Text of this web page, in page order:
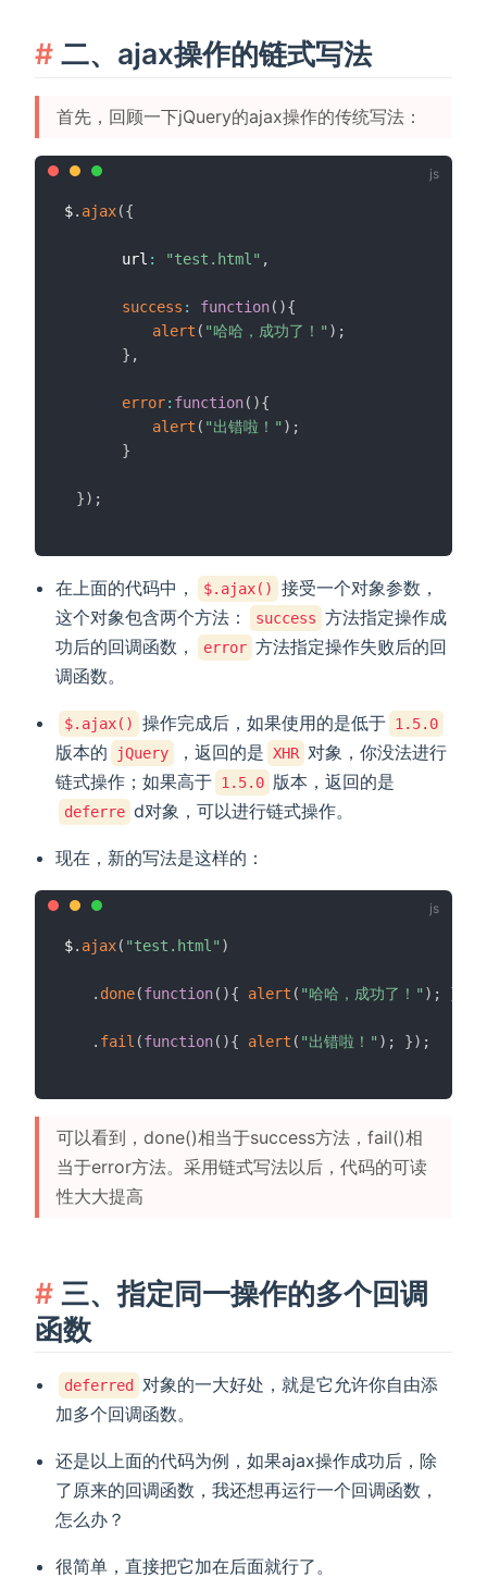
二、ajax操作的链式写法
首先，回顾一下jQuery的ajax操作的传统写法：
$. ajax({
url : "test.html" ,
success : function( ){
alert ( "哈哈，成功了！" ) ;
} ,
error: function( ){
alert ( "出错啦！" ) ;
}
}) ;
在上面的代码中， $.ajax()
接受一个对象参数，
这个对象包含两个方法：
success 方法指定操作成
功后的回调函数，
error 方法指定操作失败后的回
调函数。
$.ajax() 操作完成后，如果使用的是低于 1.5.0
版本的 jQuery ，返回的是 XHR 对象，你没法进行
链式操作；如果高于 1.5.0 版本，返回的是
deferre d对象，可以进行链式操作。
现在，新的写法是这样的：
$. ajax( "test.html" )
. done(function( ){ alert ( "哈哈，成功了！" ) ; }
. fail (function( ){ alert ( "出错啦！" ) ; }) ;
可以看到，done()相当于success方法，fail()相
当于error方法。采用链式写法以后，代码的可读
性大大提高
三、指定同一操作的多个回调
函数
deferred
对象的一大好处，就是它允许你自由添
加多个回调函数。
还是以上面的代码为例，如果ajax操作成功后，除
了原来的回调函数，我还想再运行一个回调函数，
怎么办？
很简单，直接把它加在后面就行了。